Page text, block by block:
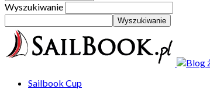
Wyszukiwanie
Sailbook Cup